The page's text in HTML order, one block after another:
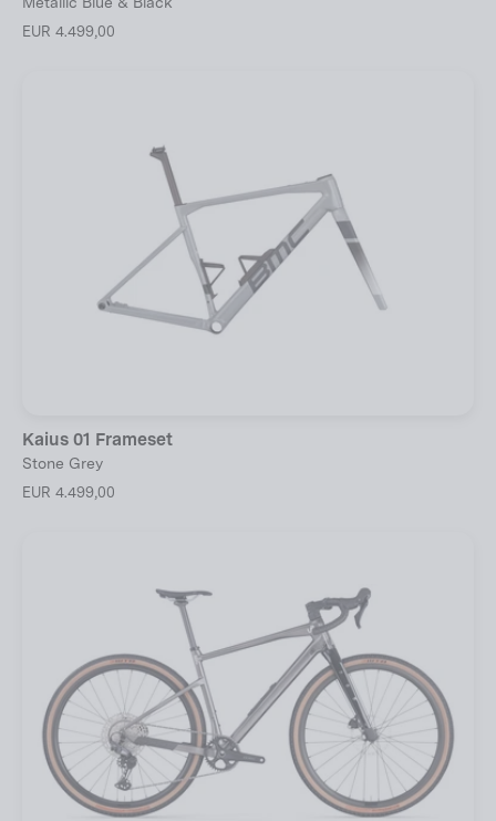
EUR 4.499,00
Kaius 01 Frameset
Stone Grey
EUR 4.499,00